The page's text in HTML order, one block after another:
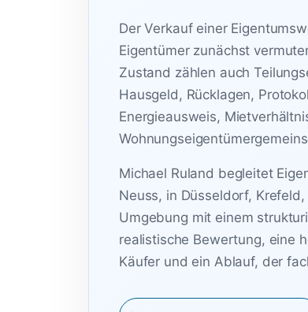
Der Verkauf einer
Eigentümer zunächst
Zustand zählen auch
Hausgeld, Rücklagen,
Energieausweis,
Michael Ruland begleitet
Neuss, in Düsseldorf,
Umgebung mit einem
realistische Bewertung, eine
Käufer und ein Ablauf, der